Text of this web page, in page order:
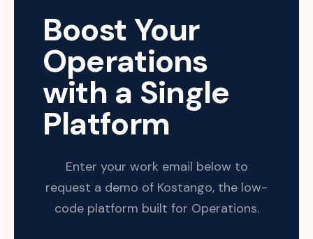
Boost Your
Operations
with a Single
Platform
Enter your work email below to
request a demo of Kostango, the low-
code platform built for Operations.